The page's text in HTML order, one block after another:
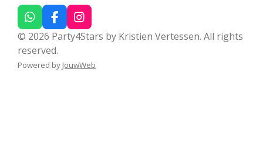
W
h
a
t
s
F
a
c
e
b
I
n
s
a
© 2026 Party4Stars by Kristien Vertessen. All rights
reserved.
Powered by JouwWeb